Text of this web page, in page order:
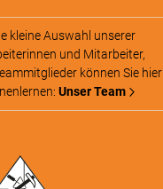
kleine Auswahl unserer
und Mitarbeiter,
können Sie hier
Unser Team